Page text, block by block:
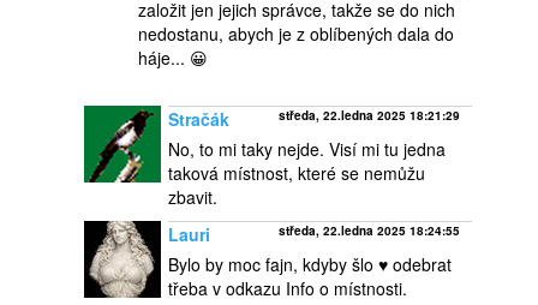
založit jen jejich správce, takže se do nich
nedostanu, abych je z oblíbených dala do
háje... 😀
Stračák středa, 22.ledna 2025 18:21:29
No, to mi taky nejde. Visí mi tu jedna
taková místnost, které se nemůžu
zbavit.
Lauri
středa, 22.ledna 2025 18:24:55
Bylo by moc fajn, kdyby šlo ♥️ odebrat
třeba v odkazu Info o místnosti.